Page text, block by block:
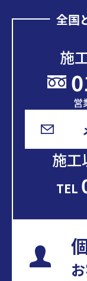
全国
施
営
施工
TEL